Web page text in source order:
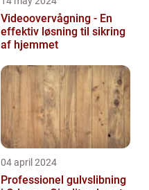
Videoovervågning - En
effektiv løsning til sikring
af hjemmet
04 april 2024
Professionel gulvslibning